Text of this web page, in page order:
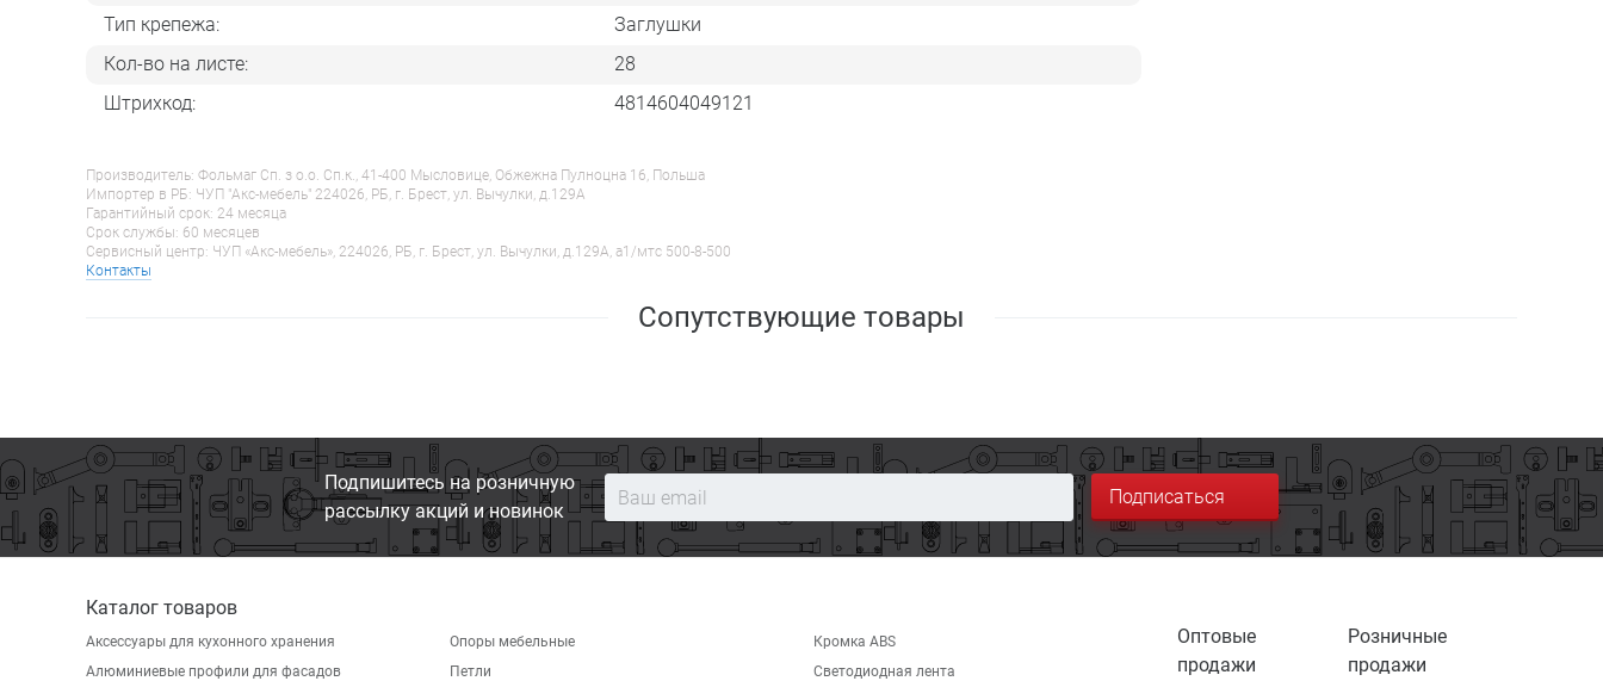
Тип крепежа:
Заглушки
Кол-во на листе:
28
Штрихкод:
4814604049121
Производитель: Фольмаг Сп. з о.о. Сп.к., 41-400 Мысловице, Обжежна Пулноцна 16, Польша
Импортер в РБ: ЧУП "Акс-мебель" 224026, РБ, г. Брест, ул. Вычулки, д.129А
Гарантийный срок: 24 месяца
Срок службы: 60 месяцев
Сервисный центр: ЧУП «Акс-мебель», 224026, РБ, г. Брест, ул. Вычулки, д.129А, a1/мтс 500-8-500
Контакты
Сопутствующие товары
Подпишитесь на розничную
рассылку акций и новинок
Подписаться
Каталог товаров
Аксессуары для кухонного хранения
Алюминиевые профили для фасадов
Опоры мебельные
Петли
Кромка ABS
Светодиодная лента
Оптовые
продажи
Розничные
продажи